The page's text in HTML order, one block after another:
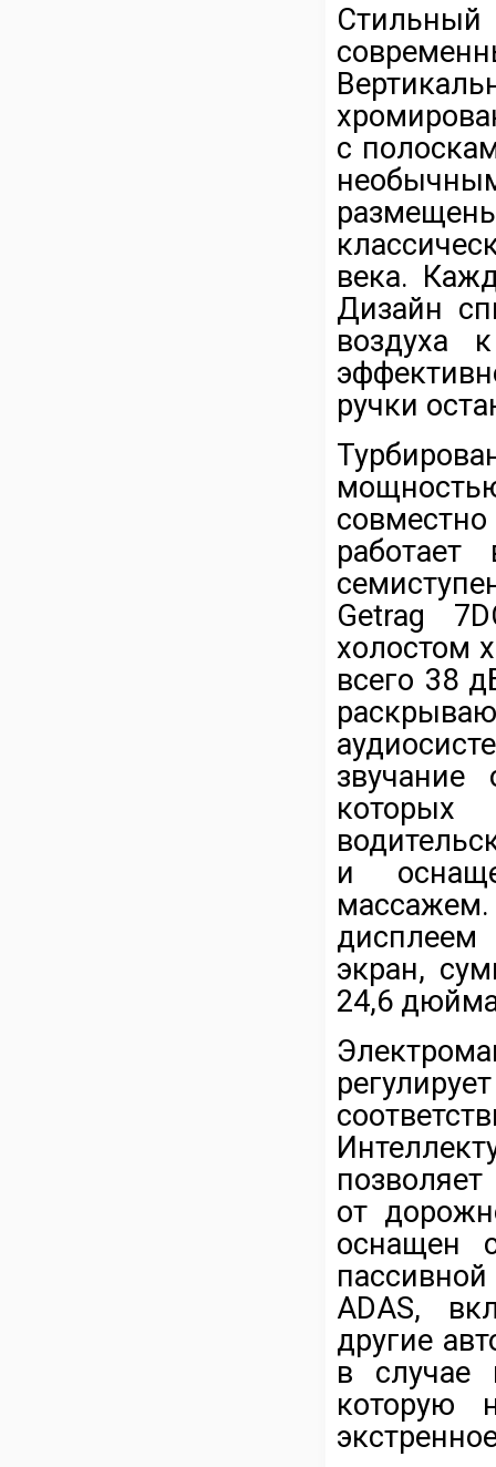
с
века.
Дизайн
воздуха
ручки
Getrag
холостом
всего 38
и
экран,
24,6
от
оснащен
ADAS,
другие
в случае
которую